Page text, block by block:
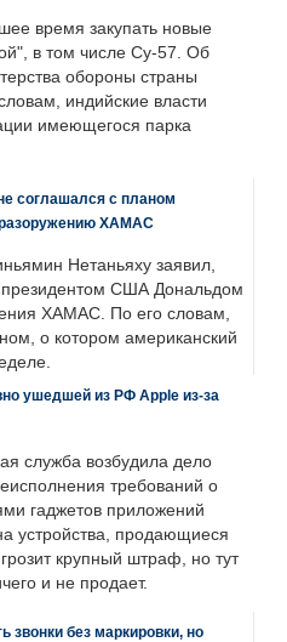
время закупать новые
в том числе Су-57. Об
обороны страны
индийские власти
имеющегося парка
соглашался с планом
разоружению ХАМАС
Нетаньяху заявил,
президентом США Дональдом
ХАМАС. По его словам,
о котором американский
ушедшей из РФ Apple из-за
служба возбудила дело
требований о
гаджетов приложений
устройства, продающиеся
крупный штраф, но тут
и не продает.
звонки без маркировки, но